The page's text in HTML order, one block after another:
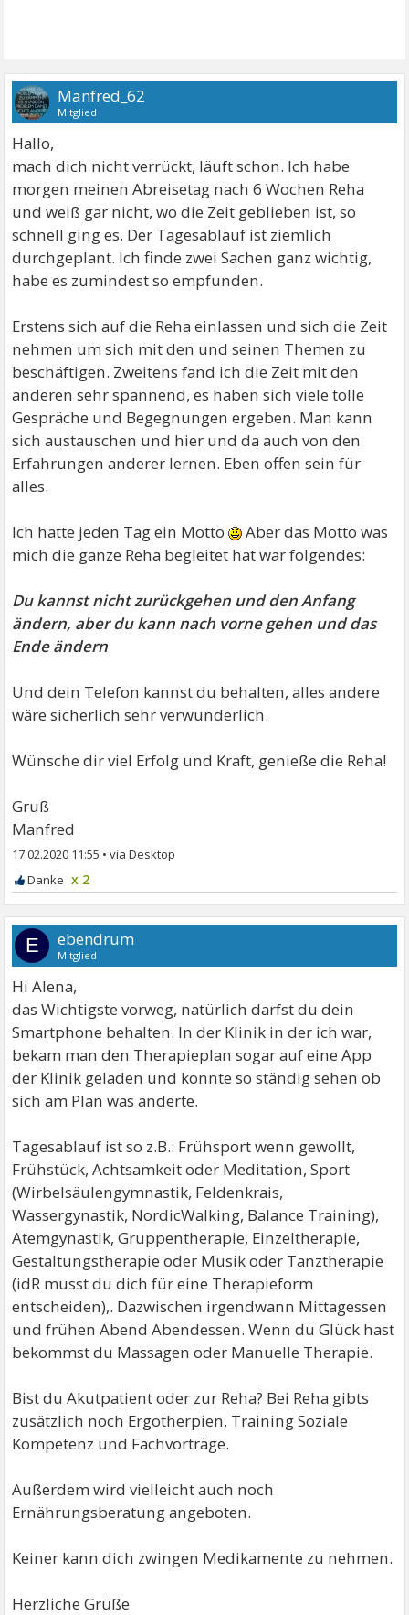
Manfred_62
Mitglied
Hallo,
mach dich nicht verrückt, läuft schon. Ich habe
morgen meinen Abreisetag nach 6 Wochen Reha
und weiß gar nicht, wo die Zeit geblieben ist, so
schnell ging es. Der Tagesablauf ist ziemlich
durchgeplant. Ich finde zwei Sachen ganz wichtig,
habe es zumindest so empfunden.
Erstens sich auf die Reha einlassen und sich die Zeit
nehmen um sich mit den und seinen Themen zu
beschäftigen. Zweitens fand ich die Zeit mit den
anderen sehr spannend, es haben sich viele tolle
Gespräche und Begegnungen ergeben. Man kann
sich austauschen und hier und da auch von den
Erfahrungen anderer lernen. Eben offen sein für
alles.
Ich hatte jeden Tag ein Motto
Aber das Motto was
mich die ganze Reha begleitet hat war folgendes:
Du kannst nicht zurückgehen und den Anfang
ändern, aber du kann nach vorne gehen und das
Ende ändern
Und dein Telefon kannst du behalten, alles andere
wäre sicherlich sehr verwunderlich.
Wünsche dir viel Erfolg und Kraft, genieße die Reha!
Gruß
Manfred
17.02.2020 11:55 •
x 2
E ebendrum
Mitglied
Hi Alena,
das Wichtigste vorweg, natürlich darfst du dein
Smartphone behalten. In der Klinik in der ich war,
bekam man den Therapieplan sogar auf eine App
der Klinik geladen und konnte so ständig sehen ob
sich am Plan was änderte.
Tagesablauf ist so z.B.: Frühsport wenn gewollt,
Frühstück, Achtsamkeit oder Meditation, Sport
(Wirbelsäulengymnastik, Feldenkrais,
Wassergynastik, NordicWalking, Balance Training),
Atemgynastik, Gruppentherapie, Einzeltherapie,
Gestaltungstherapie oder Musik oder Tanztherapie
(idR musst du dich für eine Therapieform
entscheiden),. Dazwischen irgendwann Mittagessen
und frühen Abend Abendessen. Wenn du Glück hast
bekommst du Massagen oder Manuelle Therapie.
Bist du Akutpatient oder zur Reha? Bei Reha gibts
zusätzlich noch Ergotherpien, Training Soziale
Kompetenz und Fachvorträge.
Außerdem wird vielleicht auch noch
Ernährungsberatung angeboten.
Keiner kann dich zwingen Medikamente zu nehmen.
Herzliche Grüße